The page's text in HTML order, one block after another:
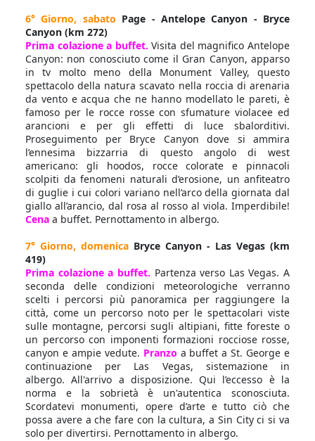
6° Giorno, sabato Page - Antelope Canyon - Bryce
Canyon (km 272)
Prima colazione a buffet. Visita del magnifico Antelope
Canyon: non conosciuto come il Gran Canyon, apparso
in tv molto meno della Monument Valley, questo
spettacolo della natura scavato nella roccia di arenaria
da vento e acqua che ne hanno modellato le pareti, è
famoso per le rocce rosse con sfumature violacee ed
arancioni e per gli effetti di luce sbalorditivi.
Proseguimento per Bryce Canyon dove si ammira
l’ennesima bizzarria di questo angolo di west
americano: gli hoodos, rocce colorate e pinnacoli
scolpiti da fenomeni naturali d’erosione, un anfiteatro
di guglie i cui colori variano nell’arco della giornata dal
giallo all’arancio, dal rosa al rosso al viola. Imperdibile!
Cena a buffet. Pernottamento in albergo.
7° Giorno, domenica Bryce Canyon - Las Vegas (km
419)
Prima colazione a buffet. Partenza verso Las Vegas. A
seconda delle condizioni meteorologiche verranno
scelti i percorsi più panoramica per raggiungere la
città, come un percorso noto per le spettacolari viste
sulle montagne, percorsi sugli altipiani, fitte foreste o
un percorso con imponenti formazioni rocciose rosse,
canyon e ampie vedute. Pranzo a buffet a St. George e
continuazione per Las Vegas, sistemazione in
albergo. All'arrivo a disposizione. Qui l’eccesso è la
norma e la sobrietà è un'autentica sconosciuta.
Scordatevi monumenti, opere d’arte e tutto ciò che
possa avere a che fare con la cultura, a Sin City ci si va
solo per divertirsi. Pernottamento in albergo.